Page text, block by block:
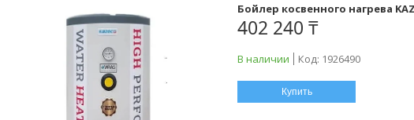
Бойлер косвенного нагрева
402 240 ₸
В наличии Код: 1926490
Купить